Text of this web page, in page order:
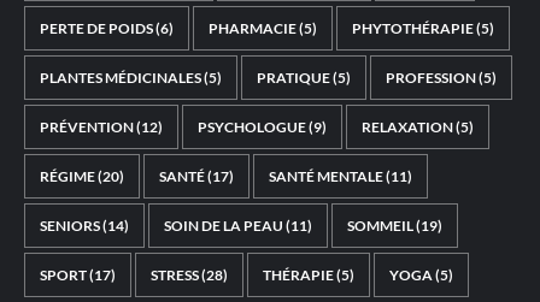
PERTE DE POIDS(6) PHARMACIE(5) PHYTOTHÉRAPIE(5)
PLANTES MÉDICINALES(5) PRATIQUE(5) PROFESSION(5)
PRÉVENTION(12) PSYCHOLOGUE(9) RELAXATION(5)
RÉGIME(20) SANTÉ(17) SANTÉ MENTALE(11)
SENIORS(14) SOIN DE LA PEAU (11) SOMMEIL(19)
SPORT(17) STRESS(28) THÉRAPIE(5) YOGA(5)